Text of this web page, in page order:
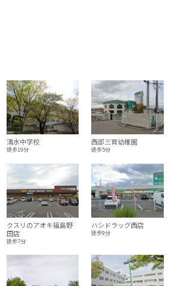
清水中学校
徒歩19分
西部三育幼稚園
徒歩5分
クスリのアオキ福島野
田店
徒歩7分
ハシドラッグ西店
徒歩9分